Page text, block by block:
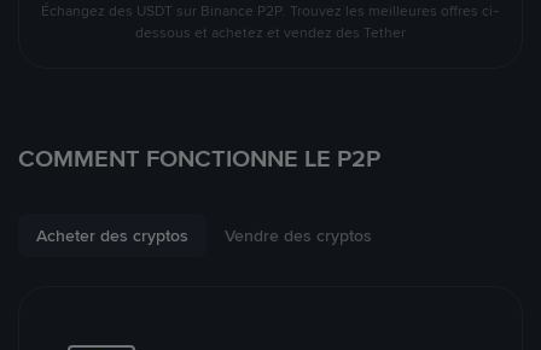
Échangez des USDT sur Binance P2P. Trouvez les meilleures offres ci-
dessous et achetez et vendez des Tether
COMMENT FONCTIONNE LE P2P
Acheter des cryptos Vendre des cryptos